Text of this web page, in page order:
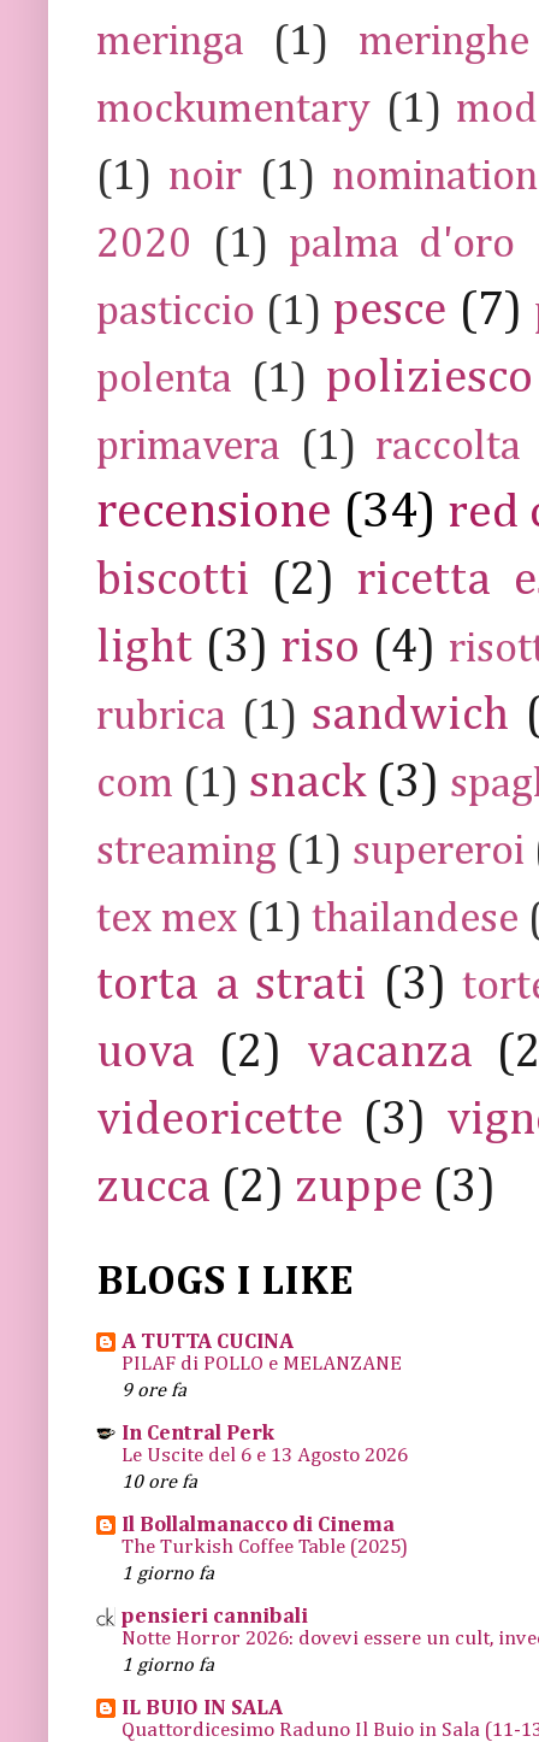
meringa (1)
meringhe
mockumentary (1)
(1) noir (1)
2020
(1) palma d'oro
pasticcio (1) pesce (7)
polenta (1) poliziesco
primavera (1) raccolta
recensione (34) red
biscotti (2) ricetta
light (3) riso (4)
rubrica (1) sandwich
com (1) snack (3)
streaming (1) supereroi
tex mex (1) thailandese
torta a strati (3)
uova (2) vacanza
videoricette (3)
zucca (2) zuppe (3)
BLOGS I LIKE
A TUTTA CUCINA
PILAF di POLLO e MELANZANE
9 ore fa
In Central Perk
Le Uscite del 6 e 13 Agosto 2026
10 ore fa
Il Bollalmanacco di Cinema
The Turkish Coffee Table (2025)
1 giorno fa
pensieri cannibali
Notte Horror 2026: dovevi essere un cult,
1 giorno fa
IL BUIO IN SALA
Quattordicesimo Raduno Il Buio in Sala (11-